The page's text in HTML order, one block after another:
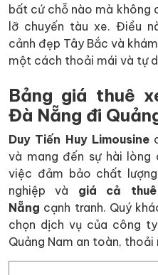
bất cứ chỗ nào mà không
lỡ chuyến tàu xe. Điều
cảnh đẹp Tây Bắc và
một cách thoải mái và tự
Bảng giá thuê
Đà Nẵng đi
Duy Tiến Huy Limousine
và mang đến sự hài lòng
việc đảm bảo chất
nghiệp và giá cả
Nẵng cạnh tranh. Quý
chọn dịch vụ của công
Quảng Nam an toàn, thoải